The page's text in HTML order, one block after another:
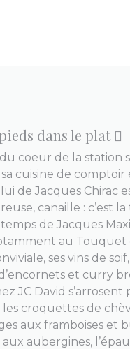
dans le plat 
coeur de la station
cuisine de comptoir
de Jacques Chirac
canaille : c’est
de Jacques
au
ses vins de
et curry
JC David
les croquettes de
aux framboises et
aubergines,